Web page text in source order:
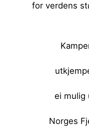
for verdens
ei mulig
Norges